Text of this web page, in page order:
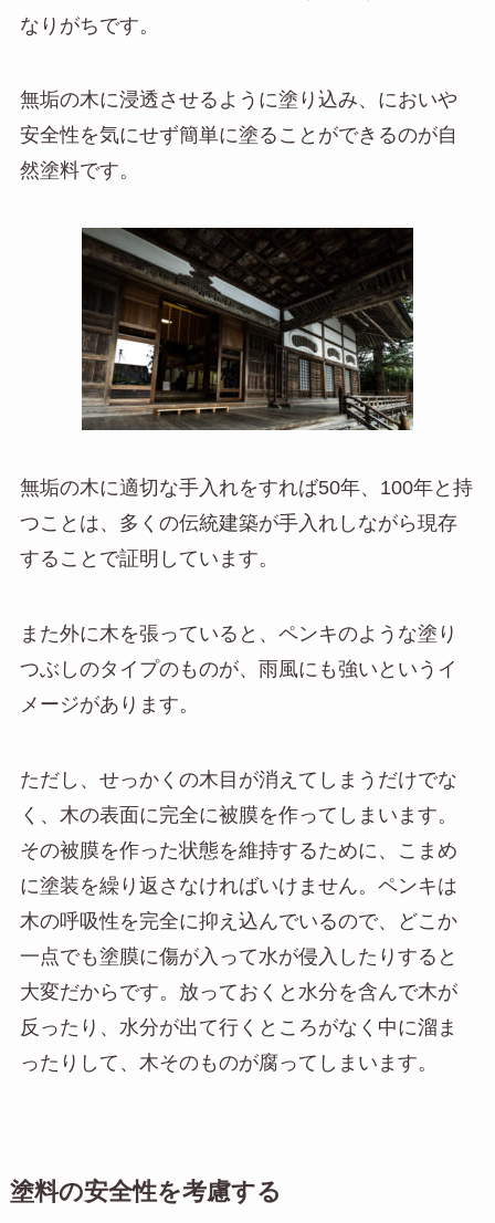
なりがちです。
無垢の木に浸透させるように塗り込み、においや
安全性を気にせず簡単に塗ることができるのが自
然塗料です。
無垢の木に適切な手入れをすれば50年、100年と持
つことは、多くの伝統建築が手入れしながら現存
することで証明しています。
また外に木を張っていると、ペンキのような塗り
つぶしのタイプのものが、雨風にも強いというイ
メージがあります。
ただし、せっかくの木目が消えてしまうだけでな
く、木の表面に完全に被膜を作ってしまいます。
その被膜を作った状態を維持するために、こまめ
に塗装を繰り返さなければいけません。ペンキは
木の呼吸性を完全に抑え込んでいるので、どこか
一点でも塗膜に傷が入って水が侵入したりすると
大変だからです。放っておくと水分を含んで木が
反ったり、水分が出て行くところがなく中に溜ま
ったりして、木そのものが腐ってしまいます。
塗料の安全性を考慮する